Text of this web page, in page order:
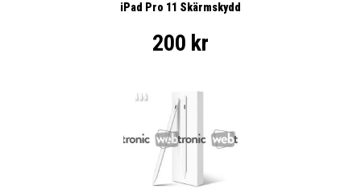
iPad Pro 11 Skärmskydd
200 kr